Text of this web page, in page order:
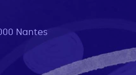
Nantes